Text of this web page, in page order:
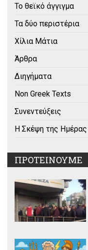
Το θεϊκό άγγιγμα
Τα δύο περιστέρια
Χίλια Μάτια
Άρθρα
Διηγήματα
Non Greek Texts
Συνεντεύξεις
Η Σκέψη της Ημέρας
ΠΡΟΤΕΙΝΟΥΜΕ